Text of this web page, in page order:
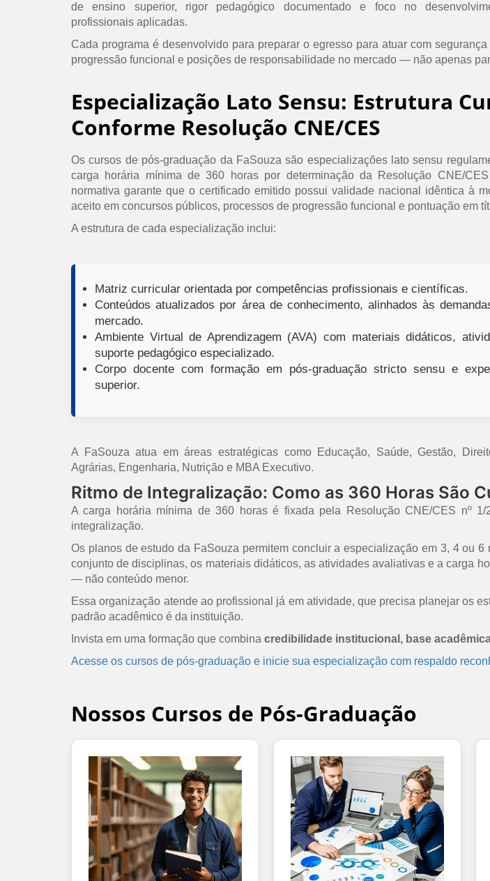
de ensino superior, rigor pedagógico documentado e foco no
profissionais aplicadas.
Cada programa é desenvolvido para preparar o egresso para atuar com
progressão funcional e posições de responsabilidade no mercado — não apenas
Especialização Lato Sensu: Estrutura
Conforme Resolução CNE/CES
Os cursos de pós-graduação da FaSouza são especializações lato sensu
carga horária mínima de 360 horas por determinação da Resolução CNE/
normativa garante que o certificado emitido possui validade nacional idêntica à
aceito em concursos públicos, processos de progressão funcional e pontuação em
A estrutura de cada especialização inclui:
Matriz curricular orientada por competências profissionais e científicas.
Conteúdos atualizados por área de conhecimento, alinhados às
mercado.
Ambiente Virtual de Aprendizagem (AVA) com materiais didáticos,
suporte pedagógico especializado.
Corpo docente com formação em pós-graduação stricto sensu e
superior.
A FaSouza atua em áreas estratégicas como Educação, Saúde, Gestão,
Agrárias, Engenharia, Nutrição e MBA Executivo.
Ritmo de Integralização: Como as 360 Horas São
A carga horária mínima de 360 horas é fixada pela Resolução CNE/CES nº
integralização.
Os planos de estudo da FaSouza permitem concluir a especialização em 3, 4 ou
conjunto de disciplinas, os materiais didáticos, as atividades avaliativas e a carga
— não conteúdo menor.
Essa organização atende ao profissional já em atividade, que precisa planejar os
padrão acadêmico é da instituição.
Invista em uma formação que combina credibilidade institucional, base
Acesse os cursos de pós-graduação e inicie sua especialização com respaldo
Nossos Cursos de Pós-Graduação